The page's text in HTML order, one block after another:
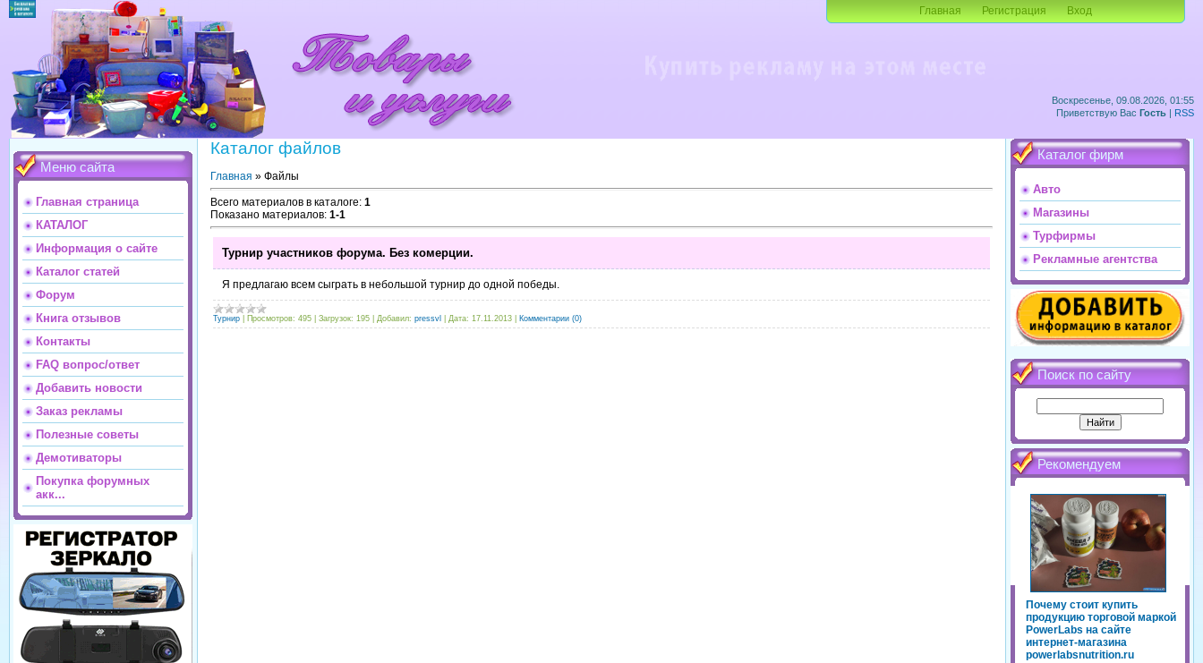
Воскресенье, 09.08.2026, 01:55
Приветствую Вас Гость | RSS
Главная Регистрация Вход
Меню сайта
Главная страница
КАТАЛОГ
Информация о сайте
Каталог статей
Форум
Книга отзывов
Контакты
FAQ вопрос/ответ
Добавить новости
Заказ рекламы
Полезные советы
Демотиваторы
Покупка форумных
акк...
Каталог файлов
Главная » Файлы
Всего материалов в каталоге: 1
Показано материалов: 1-1
Турнир участников форума. Без комерции.
Я предлагаю всем сыграть в небольшой турнир до одной победы.
Турнир Просмотров: 495 Загрузок: 195 Добавил: pressvl Дата: 17.11.2013 Комментарии (0)
Каталог фирм
Авто
Магазины
Турфирмы
Рекламные агентства
Поиск по сайту
Рекомендуем
Почему стоит купить
продукцию торговой маркой
PowerLabs на сайте
интернет-магазина
powerlabsnutrition.ru